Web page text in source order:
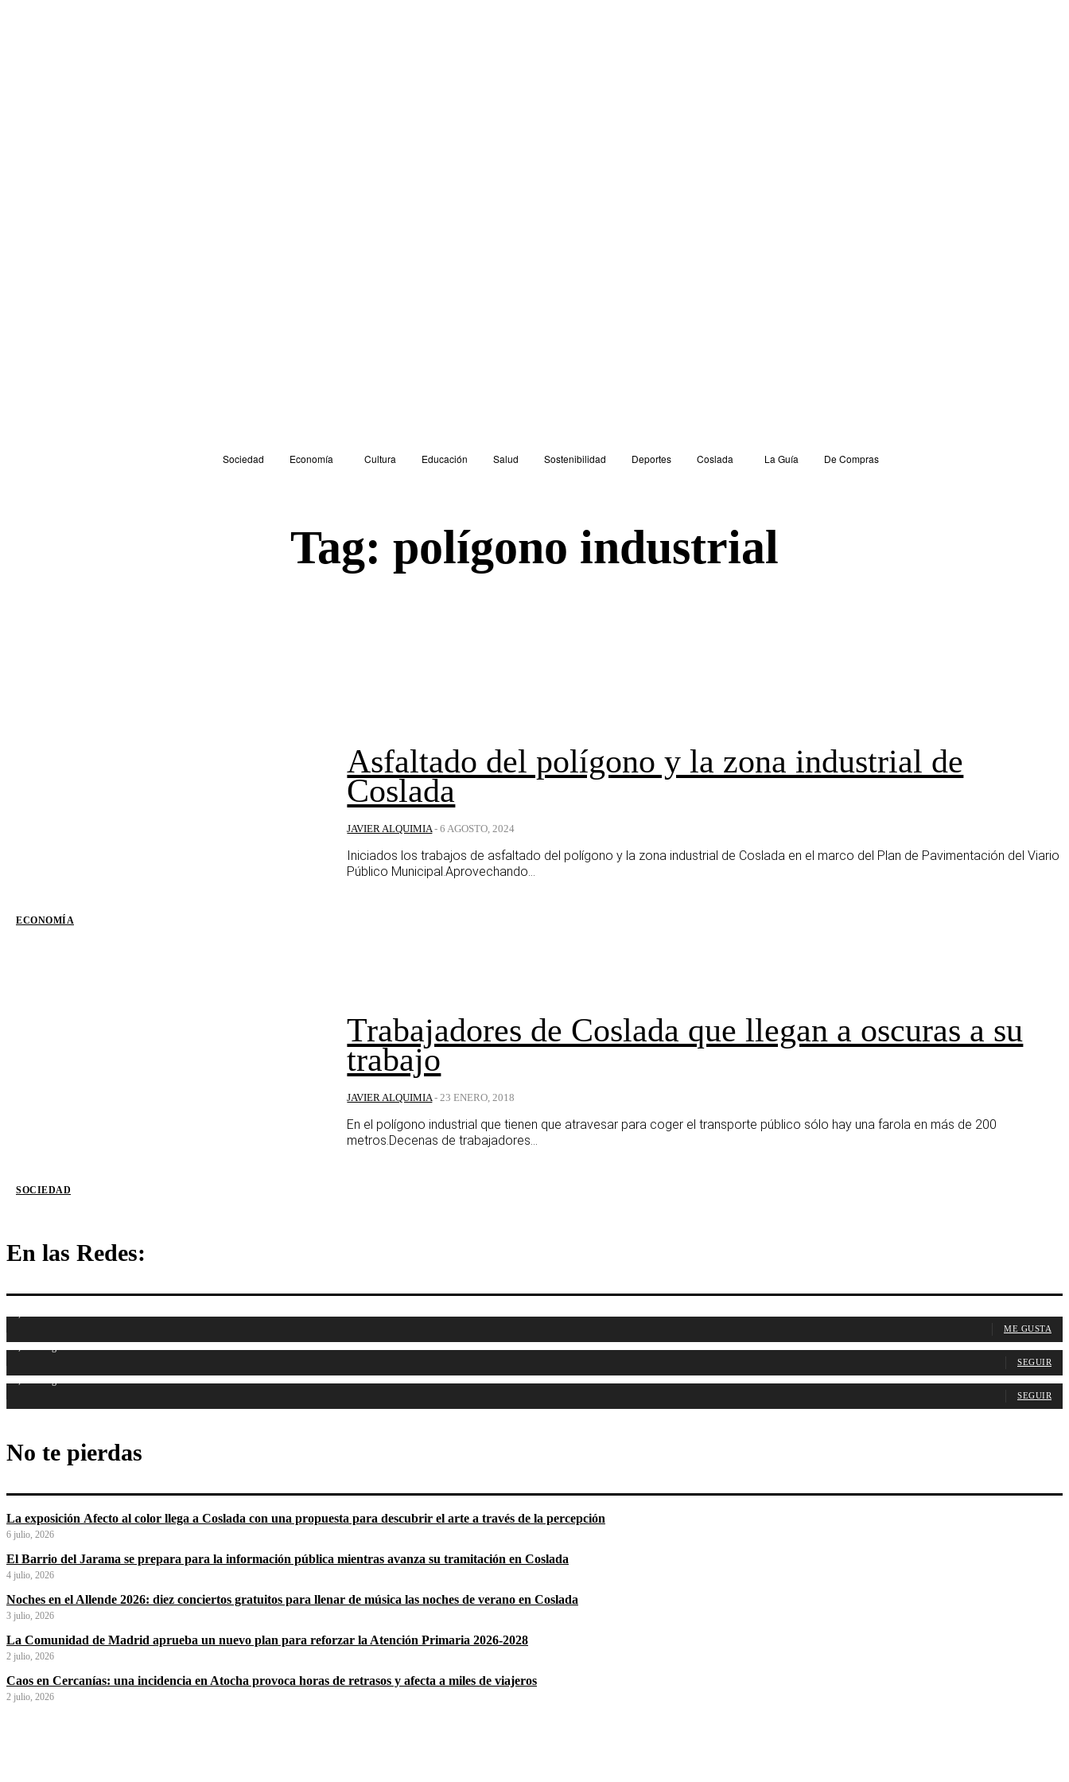
Sociedad Economía Cultura Educación Salud Sostenibilidad Deportes Coslada La Guía De Compras
Tag: polígono industrial
ECONOMÍA
Asfaltado del polígono y la zona industrial de
Coslada
JAVIER ALQUIMIA - 6 AGOSTO, 2024
Iniciados los trabajos de asfaltado del polígono y la zona industrial de Coslada en el marco del Plan de Pavimentación del Viario
Público Municipal.Aprovechando...
SOCIEDAD
Trabajadores de Coslada que llegan a oscuras a su
trabajo
JAVIER ALQUIMIA - 23 ENERO, 2018
En el polígono industrial que tienen que atravesar para coger el transporte público sólo hay una farola en más de 200
metros.Decenas de trabajadores...
En las Redes:
ME GUSTA
SEGUIR
SEGUIR
No te pierdas
La exposición Afecto al color llega a Coslada con una propuesta para descubrir el arte a través de la percepción
6 julio, 2026
El Barrio del Jarama se prepara para la información pública mientras avanza su tramitación en Coslada
4 julio, 2026
Noches en el Allende 2026: diez conciertos gratuitos para llenar de música las noches de verano en Coslada
3 julio, 2026
La Comunidad de Madrid aprueba un nuevo plan para reforzar la Atención Primaria 2026-2028
2 julio, 2026
Caos en Cercanías: una incidencia en Atocha provoca horas de retrasos y afecta a miles de viajeros
2 julio, 2026